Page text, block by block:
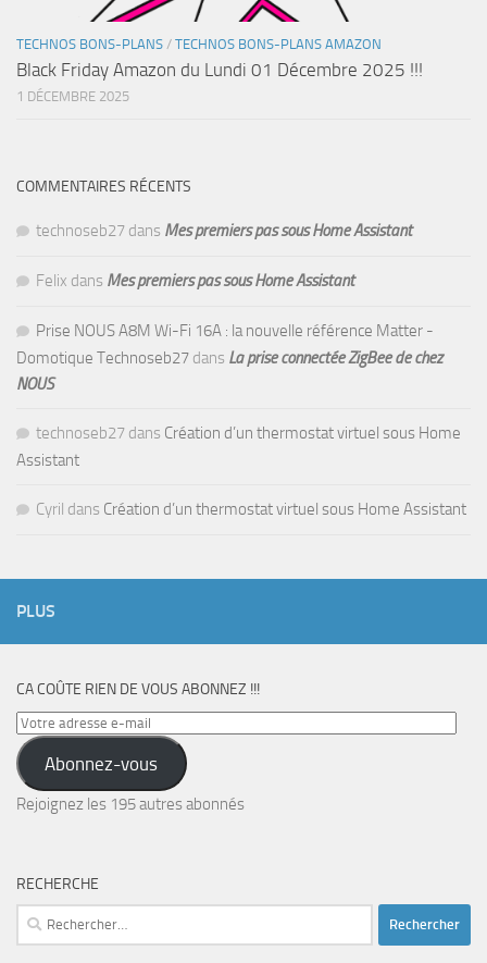
TECHNOS BONS-PLANS / TECHNOS BONS-PLANS AMAZON
Black Friday Amazon du Lundi 01 Décembre 2025 !!!
1 DÉCEMBRE 2025
COMMENTAIRES RÉCENTS
technoseb27 dans Mes premiers pas sous Home Assistant
Felix dans Mes premiers pas sous Home Assistant
Prise NOUS A8M Wi-Fi 16A : la nouvelle référence Matter -
Domotique Technoseb27 dans La prise connectée ZigBee de chez
NOUS
technoseb27 dans Création d’un thermostat virtuel sous Home
Assistant
Cyril dans Création d’un thermostat virtuel sous Home Assistant
PLUS
CA COÛTE RIEN DE VOUS ABONNEZ !!!
Votre
adresse
e-
mail
Abonnez-vous
Rejoignez les 195 autres abonnés
RECHERCHE
Rechercher :